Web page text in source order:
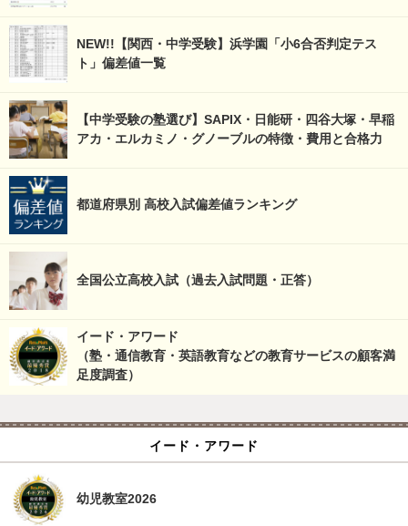
NEW!!【関西・中学受験】浜学園「小6合否判定テス
ト」偏差値一覧
【中学受験の塾選び】SAPIX・日能研・四谷大塚・早稲
アカ・エルカミノ・グノーブルの特徴・費用と合格力
都道府県別 高校入試偏差値ランキング
全国公立高校入試（過去入試問題・正答）
イード・アワード
（塾・通信教育・英語教育などの教育サービスの顧客満
足度調査）
イード・アワード
幼児教室2026